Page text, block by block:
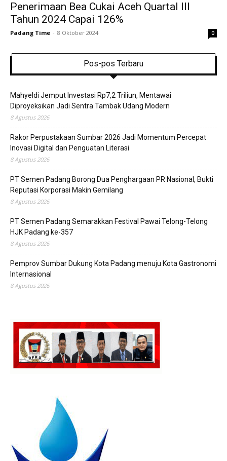
Penerimaan Bea Cukai Aceh Quartal III
Tahun 2024 Capai 126%
Padang Time - 8 Oktober 2024 0
Pos-pos Terbaru
Mahyeldi Jemput Investasi Rp7,2 Triliun, Mentawai
Diproyeksikan Jadi Sentra Tambak Udang Modern
8 Agustus 2026
Rakor Perpustakaan Sumbar 2026 Jadi Momentum Percepat
Inovasi Digital dan Penguatan Literasi
8 Agustus 2026
PT Semen Padang Borong Dua Penghargaan PR Nasional, Bukti
Reputasi Korporasi Makin Gemilang
8 Agustus 2026
PT Semen Padang Semarakkan Festival Pawai Telong-Telong
HJK Padang ke-357
8 Agustus 2026
Pemprov Sumbar Dukung Kota Padang menuju Kota Gastronomi
Internasional
8 Agustus 2026